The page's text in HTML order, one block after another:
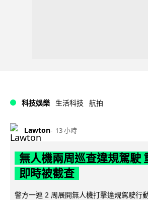
科技娛樂 生活科技 航拍
Lawton 13 小時
無人機兩周巡查違規駕駛
即時被截查
警方一連 2 周展開無人機打擊違規駕駛行